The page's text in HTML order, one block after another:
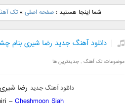
دانلود آهنگ جدید رضا
بهرام بنام نگار
دانلود آهنگ
لهراسبی بنام
شما اینجا هستید :صفحه اصلی »تک
دانلود آهنگ جدید رضا شیری بنام
موضوعات:تک آهنگ ,جدیدترین ها
دانلود آهنگ جدید رضا شیری
–Cheshmoon Siah